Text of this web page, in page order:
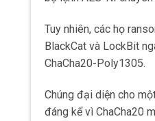
Tuy nhiên, các họ
BlackCat và LockBit
ChaCha20-Poly1305.
Chúng đại diện cho
đáng kể vì ChaCha20